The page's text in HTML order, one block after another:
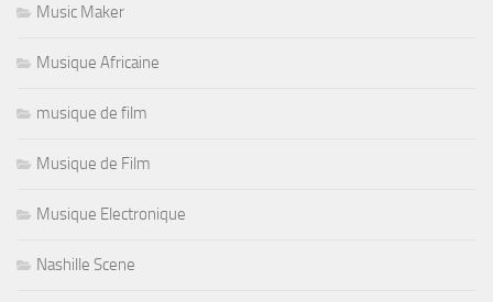
Music Maker
Musique Africaine
musique de film
Musique de Film
Musique Electronique
Nashille Scene